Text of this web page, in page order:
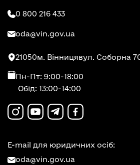
0 800 216 433
oda@vin.gov.ua
21050м. Вінницявул. Соборна
Пн-Пт: 9:00-18:00
Обід: 13:00-14:00
E-mail для юридичних осіб:
oda@vin.gov.ua